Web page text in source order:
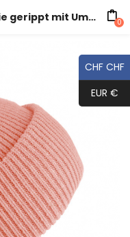
Kindermützen Strickbeanie gerippt mit Umschlag uni 0
CHF CHF
EUR €